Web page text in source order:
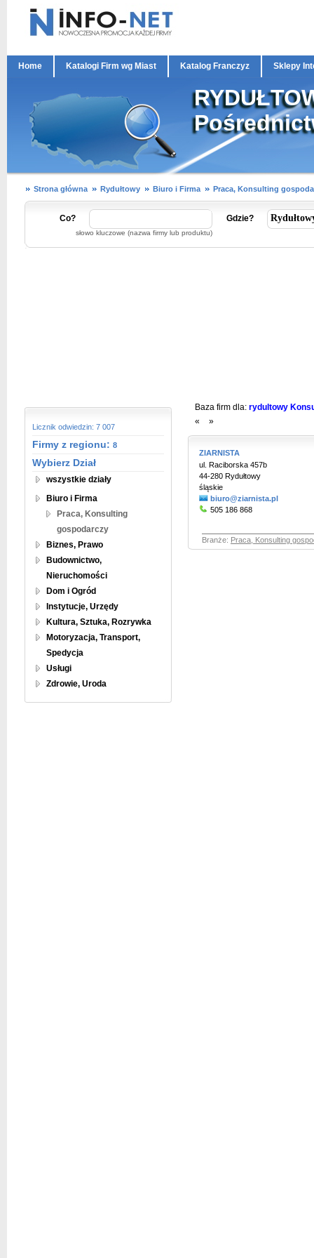
Home Katalogi Firm wg Miast Katalog Franczyz Sklepy
Strona główna Rydułtowy Biuro i Firma Praca, Konsulting
Co?
słowo kluczowe (nazwa firmy lub produktu)
Gdzie?
Licznik odwiedzin: 7 007
Firmy z regionu: 8
Wybierz Dział
wszystkie działy
Biuro i Firma
Praca, Konsulting
gospodarczy
Biznes, Prawo
Budownictwo,
Nieruchomości
Dom i Ogród
Instytucje, Urzędy
Kultura, Sztuka, Rozrywka
Motoryzacja, Transport,
Spedycja
Usługi
Zdrowie, Uroda
Baza firm dla: rydultowy
«
»
ZIARNISTA
ul. Raciborska 457b
44-280 Rydułtowy
śląskie
biuro@ziarnista.pl
505 186 868
Branże: Praca, Konsulting